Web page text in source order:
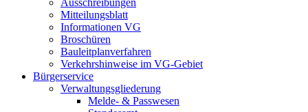
Ausschreibungen
Mitteilungsblatt
Informationen VG
Broschüren
Bauleitplanverfahren
Verkehrshinweise im VG-Gebiet
Bürgerservice
Verwaltungsgliederung
Melde- & Passwesen